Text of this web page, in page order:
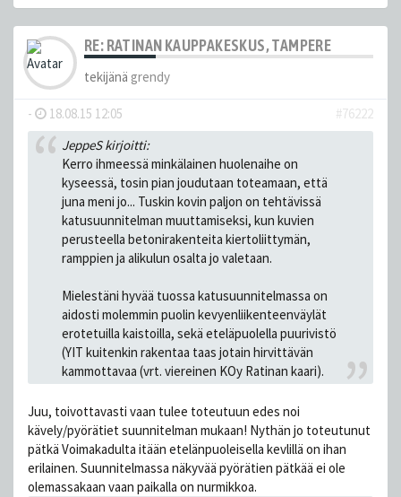
RE: RATINAN KAUPPAKESKUS, TAMPERE
tekijänä grendy
- 18.08.15 12:05
#76222
JeppeS kirjoitti:
Kerro ihmeessä minkälainen huolenaihe on
kyseessä, tosin pian joudutaan toteamaan, että
juna meni jo... Tuskin kovin paljon on tehtävissä
katusuunnitelman muuttamiseksi, kun kuvien
perusteella betonirakenteita kiertoliittymän,
ramppien ja alikulun osalta jo valetaan.
Mielestäni hyvää tuossa katusuunnitelmassa on
aidosti molemmin puolin kevyenliikenteenväylät
erotetuilla kaistoilla, sekä eteläpuolella puurivistö
(YIT kuitenkin rakentaa taas jotain hirvittävän
kammottavaa (vrt. viereinen KOy Ratinan kaari).
Juu, toivottavasti vaan tulee toteutuun edes noi
kävely/pyörätiet suunnitelman mukaan! Nythän jo toteutunut
pätkä Voimakadulta itään etelänpuoleisella kevlillä on ihan
erilainen. Suunnitelmassa näkyvää pyörätien pätkää ei ole
olemassakaan vaan paikalla on nurmikkoa.